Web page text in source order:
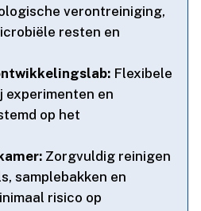
verontreiniging,
resten en
Flexibele
experimenten en
op het
Zorgvuldig reinigen
samplebakken en
risico op